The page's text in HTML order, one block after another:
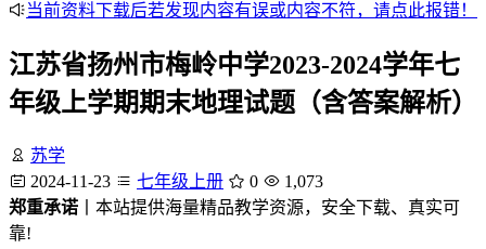
当前资料下载后若发现内容有误或内容不符，请点此报错！
江苏省扬州市梅岭中学2023-2024学年七
年级上学期期末地理试题（含答案解析）
苏学
2024-11-23
七年级上册 0
1,073
郑重承诺 丨本站提供海量精品教学资源，安全下载、真实可
靠!